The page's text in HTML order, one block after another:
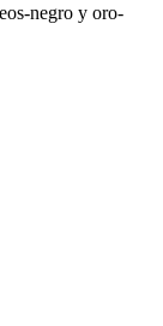
negro y oro-